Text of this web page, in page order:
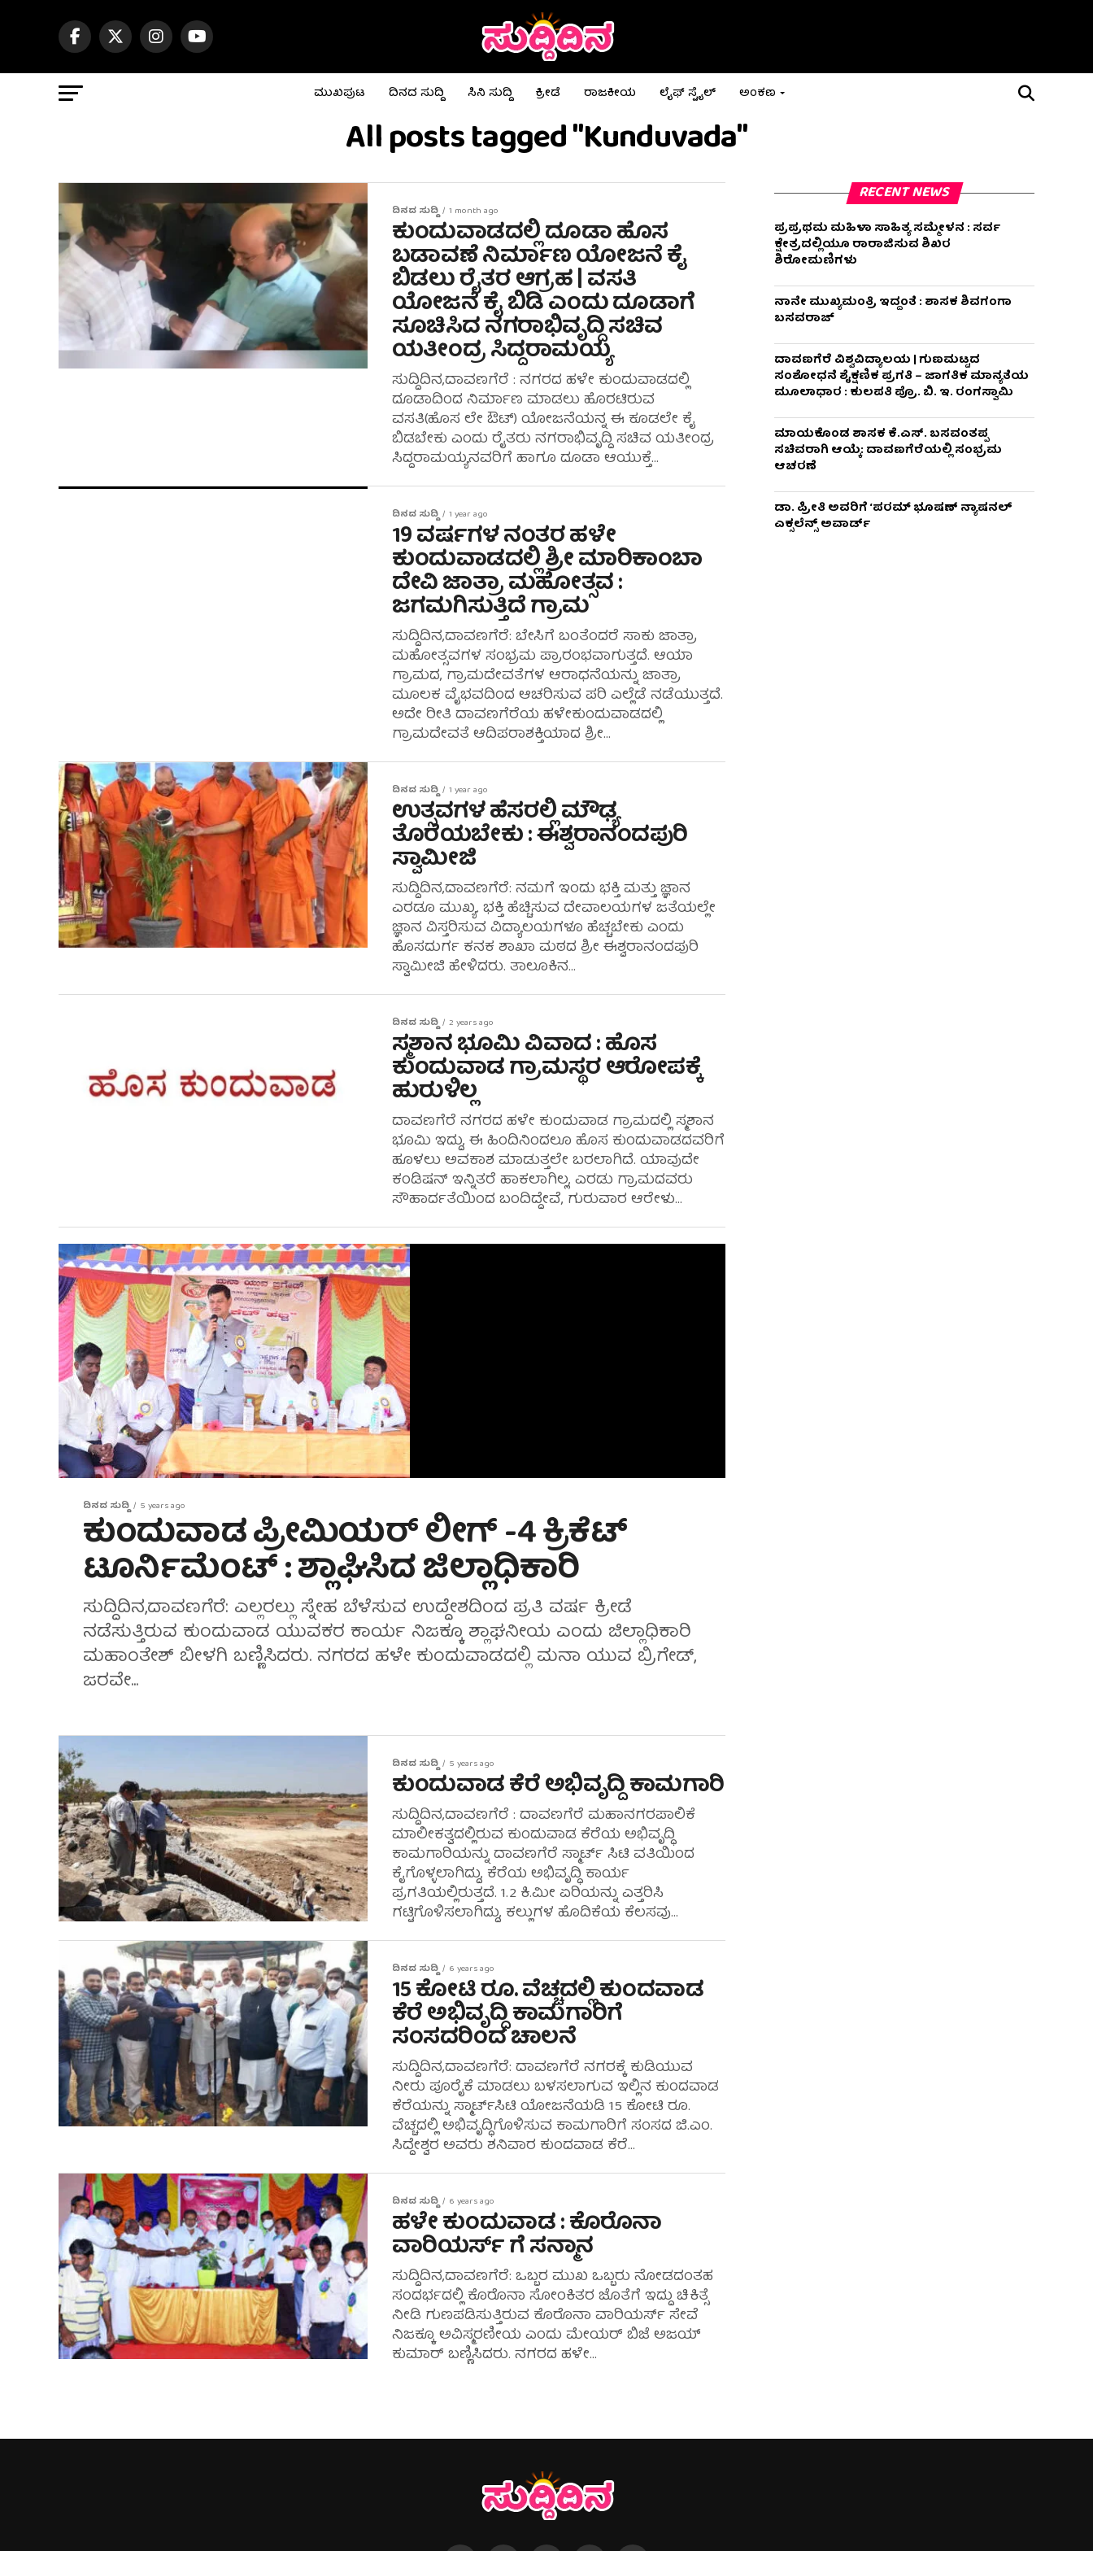
ಮುಖಪುಟ ದಿನದ ಸುದ್ದಿ ಸಿನಿ ಸುದ್ದಿ ಕ್ರೀಡೆ ರಾಜಕೀಯ ಲೈಫ್ ಸ್ಟೈಲ್ ಅಂಕಣ
All posts tagged "Kunduvada"
ದಿನದ ಸುದ್ದಿ 1 month ago
ಕುಂದುವಾಡದಲ್ಲಿ ದೂಡಾ ಹೊಸ
ಬಡಾವಣೆ ನಿರ್ಮಾಣ ಯೋಜನೆ ಕೈ
ಬಿಡಲು ರೈತರ ಆಗ್ರಹ | ವಸತಿ
ಯೋಜನೆ ಕೈ ಬಿಡಿ ಎಂದು ದೂಡಾಗೆ
ಸೂಚಿಸಿದ ನಗರಾಭಿವೃದ್ದಿ ಸಚಿವ
ಯತೀಂದ್ರ ಸಿದ್ದರಾಮಯ್ಯ
ಸುದ್ದಿದಿನ,ದಾವಣಗೆರೆ : ನಗರದ ಹಳೇ ಕುಂದುವಾಡದಲ್ಲಿ
ದೂಡಾದಿಂದ ನಿರ್ಮಾಣ ಮಾಡಲು ಹೊರಟಿರುವ
ವಸತಿ(ಹೊಸ ಲೇ ಔಟ್) ಯೋಜನೆಯನ್ನ ಈ ಕೂಡಲೇ ಕೈ
ಬಿಡಬೇಕು ಎಂದು ರೈತರು ನಗರಾಭಿವೃದ್ದಿ ಸಚಿವ ಯತೀಂದ್ರ
ಸಿದ್ದರಾಮಯ್ಯನವರಿಗೆ ಹಾಗೂ ದೂಡಾ ಆಯುಕ್ತೆ...
ದಿನದ ಸುದ್ದಿ 1 year ago
19 ವರ್ಷಗಳ ನಂತರ ಹಳೇ
ಕುಂದುವಾಡದಲ್ಲಿ ಶ್ರೀ ಮಾರಿಕಾಂಬಾ
ದೇವಿ ಜಾತ್ರಾ ಮಹೋತ್ಸವ :
ಜಗಮಗಿಸುತ್ತಿದೆ ಗ್ರಾಮ
ಸುದ್ದಿದಿನ,ದಾವಣಗೆರೆ: ಬೇಸಿಗೆ ಬಂತೆಂದರೆ ಸಾಕು ಜಾತ್ರಾ
ಮಹೋತ್ಸವಗಳ ಸಂಭ್ರಮ ಪ್ರಾರಂಭವಾಗುತ್ತದೆ. ಆಯಾ
ಗ್ರಾಮದ, ಗ್ರಾಮದೇವತೆಗಳ ಆರಾಧನೆಯನ್ನು ಜಾತ್ರಾ
ಮೂಲಕ ವೈಭವದಿಂದ ಆಚರಿಸುವ ಪರಿ ಎಲ್ಲೆಡೆ ನಡೆಯುತ್ತದೆ.
ಅದೇ ರೀತಿ ದಾವಣಗೆರೆಯ ಹಳೇಕುಂದುವಾಡದಲ್ಲಿ
ಗ್ರಾಮದೇವತೆ ಆದಿಪರಾಶಕ್ತಿಯಾದ ಶ್ರೀ...
ದಿನದ ಸುದ್ದಿ 1 year ago
ಉತ್ಸವಗಳ ಹೆಸರಲ್ಲಿ ಮೌಢ್ಯ
ತೊರೆಯಬೇಕು : ಈಶ್ವರಾನಂದಪುರಿ
ಸ್ವಾಮೀಜಿ
ಸುದ್ದಿದಿನ,ದಾವಣಗೆರೆ: ನಮಗೆ ಇಂದು ಭಕ್ತಿ ಮತ್ತು ಜ್ಞಾನ
ಎರಡೂ ಮುಖ್ಯ. ಭಕ್ತಿ ಹೆಚ್ಚಿಸುವ ದೇವಾಲಯಗಳ ಜತೆಯಲ್ಲೇ
ಜ್ಞಾನ ವಿಸ್ತರಿಸುವ ವಿದ್ಯಾಲಯಗಳೂ ಹೆಚ್ಚಬೇಕು ಎಂದು
ಹೊಸದುರ್ಗ ಕನಕ ಶಾಖಾ ಮಠದ ಶ್ರೀ ಈಶ್ವರಾನಂದಪುರಿ
ಸ್ವಾಮೀಜಿ ಹೇಳಿದರು. ತಾಲೂಕಿನ...
ದಿನದ ಸುದ್ದಿ 2 years ago
ಸ್ಮಶಾನ ಭೂಮಿ ವಿವಾದ : ಹೊಸ
ಕುಂದುವಾಡ ಗ್ರಾಮಸ್ಥರ ಆರೋಪಕ್ಕೆ
ಹುರುಳಿಲ್ಲ
ದಾವಣಗೆರೆ ನಗರದ ಹಳೇ ಕುಂದುವಾಡ ಗ್ರಾಮದಲ್ಲಿ ಸ್ಮಶಾನ
ಭೂಮಿ ಇದ್ದು, ಈ ಹಿಂದಿನಿಂದಲೂ ಹೊಸ ಕುಂದುವಾಡದವರಿಗೆ
ಹೂಳಲು ಅವಕಾಶ ಮಾಡುತ್ತಲೇ ಬರಲಾಗಿದೆ. ಯಾವುದೇ
ಕಂಡಿಷನ್ ಇನ್ನಿತರೆ ಹಾಕಲಾಗಿಲ್ಲ, ಎರಡು ಗ್ರಾಮದವರು
ಸೌಹಾರ್ದತೆಯಿಂದ ಬಂದಿದ್ದೇವೆ, ಗುರುವಾರ ಆರೇಳು...
ದಿನದ ಸುದ್ದಿ 5 years ago
ಕುಂದುವಾಡ ಪ್ರೀಮಿಯರ್ ಲೀಗ್ -4 ಕ್ರಿಕೆಟ್
ಟೂರ್ನಿಮೆಂಟ್ : ಶ್ಲಾಘಿಸಿದ ಜಿಲ್ಲಾಧಿಕಾರಿ
ಸುದ್ದಿದಿನ,ದಾವಣಗೆರೆ: ಎಲ್ಲರಲ್ಲು ಸ್ನೇಹ ಬೆಳೆಸುವ ಉದ್ದೇಶದಿಂದ ಪ್ರತಿ ವರ್ಷ ಕ್ರೀಡೆ
ನಡೆಸುತ್ತಿರುವ ಕುಂದುವಾಡ ಯುವಕರ ಕಾರ್ಯ ನಿಜಕ್ಕೂ ಶ್ಲಾಘನೀಯ ಎಂದು ಜಿಲ್ಲಾಧಿಕಾರಿ
ಮಹಾಂತೇಶ್ ಬೀಳಗಿ ಬಣ್ಣಿಸಿದರು. ನಗರದ ಹಳೇ ಕುಂದುವಾಡದಲ್ಲಿ ಮನಾ ಯುವ ಬ್ರಿಗೇಡ್,
ಜರವೇ...
ದಿನದ ಸುದ್ದಿ 5 years ago
ಕುಂದುವಾಡ ಕೆರೆ ಅಭಿವೃದ್ದಿ ಕಾಮಗಾರಿ
ಸುದ್ದಿದಿನ,ದಾವಣಗೆರೆ : ದಾವಣಗೆರೆ ಮಹಾನಗರಪಾಲಿಕೆ
ಮಾಲೀಕತ್ವದಲ್ಲಿರುವ ಕುಂದುವಾಡ ಕೆರೆಯ ಅಭಿವೃದ್ಧಿ
ಕಾಮಗಾರಿಯನ್ನು ದಾವಣಗೆರೆ ಸ್ಮಾರ್ಟ್ ಸಿಟಿ ವತಿಯಿಂದ
ಕೈಗೊಳ್ಳಲಾಗಿದ್ದು, ಕೆರೆಯ ಅಭಿವೃದ್ಧಿ ಕಾರ್ಯ
ಪ್ರಗತಿಯಲ್ಲಿರುತ್ತದೆ. 1.2 ಕಿ.ಮೀ ಏರಿಯನ್ನು ಎತ್ತರಿಸಿ
ಗಟ್ಟಿಗೊಳಿಸಲಾಗಿದ್ದು, ಕಲ್ಲುಗಳ ಹೊದಿಕೆಯ ಕೆಲಸವು...
ದಿನದ ಸುದ್ದಿ 6 years ago
15 ಕೋಟಿ ರೂ. ವೆಚ್ಚದಲ್ಲಿ ಕುಂದವಾಡ
ಕೆರೆ ಅಭಿವೃದ್ಧಿ ಕಾಮಗಾರಿಗೆ
ಸಂಸದರಿಂದ ಚಾಲನೆ
ಸುದ್ದಿದಿನ,ದಾವಣಗೆರೆ: ದಾವಣಗೆರೆ ನಗರಕ್ಕೆ ಕುಡಿಯುವ
ನೀರು ಪೂರೈಕೆ ಮಾಡಲು ಬಳಸಲಾಗುವ ಇಲ್ಲಿನ ಕುಂದವಾಡ
ಕೆರೆಯನ್ನು ಸ್ಮಾರ್ಟ್‍ಸಿಟಿ ಯೋಜನೆಯಡಿ 15 ಕೋಟಿ ರೂ.
ವೆಚ್ಚದಲ್ಲಿ ಅಭಿವೃದ್ಧಿಗೊಳಿಸುವ ಕಾಮಗಾರಿಗೆ ಸಂಸದ ಜಿ.ಎಂ.
ಸಿದ್ದೇಶ್ವರ ಅವರು ಶನಿವಾರ ಕುಂದವಾಡ ಕೆರೆ...
ದಿನದ ಸುದ್ದಿ 6 years ago
ಹಳೇ ಕುಂದುವಾಡ : ಕೊರೊನಾ
ವಾರಿಯರ್ಸ್ ಗೆ ಸನ್ಮಾನ
ಸುದ್ದಿದಿನ,ದಾವಣಗೆರೆ: ಒಬ್ಬರ ಮುಖ ಒಬ್ಬರು ನೋಡದಂತಹ
ಸಂದರ್ಭದಲ್ಲಿ ಕೊರೊನಾ ಸೋಂಕಿತರ ಜೊತೆಗೆ ಇದ್ದು ಚಿಕಿತ್ಸೆ
ನೀಡಿ ಗುಣಪಡಿಸುತ್ತಿರುವ ಕೊರೊನಾ ವಾರಿಯರ್ಸ್ ಸೇವೆ
ನಿಜಕ್ಕೂ ಅವಿಸ್ಮರಣೀಯ ಎಂದು ಮೇಯರ್ ಬಿಜೆ ಅಜಯ್
ಕುಮಾರ್ ಬಣ್ಣಿಸಿದರು. ನಗರದ ಹಳೇ...
RECENT NEWS
ಪ್ರಪ್ರಥಮ ಮಹಿಳಾ ಸಾಹಿತ್ಯ ಸಮ್ಮೇಳನ : ಸರ್ವ
ಕ್ಷೇತ್ರದಲ್ಲಿಯೂ ರಾರಾಜಿಸುವ ಶಿಖರ
ಶಿರೋಮಣಿಗಳು
ನಾನೇ ಮುಖ್ಯಮಂತ್ರಿ ಇದ್ದಂತೆ : ಶಾಸಕ ಶಿವಗಂಗಾ
ಬಸವರಾಜ್
ದಾವಣಗೆರೆ ವಿಶ್ವವಿದ್ಯಾಲಯ | ಗುಣಮಟ್ಟದ
ಸಂಶೋಧನೆ ಶೈಕ್ಷಣಿಕ ಪ್ರಗತಿ – ಜಾಗತಿಕ ಮಾನ್ಯತೆಯ
ಮೂಲಾಧಾರ : ಕುಲಪತಿ ಪ್ರೊ. ಬಿ. ಇ. ರಂಗಸ್ವಾಮಿ
ಮಾಯಕೊಂಡ ಶಾಸಕ ಕೆ.ಎಸ್. ಬಸವಂತಪ್ಪ
ಸಚಿವರಾಗಿ ಆಯ್ಕೆ: ದಾವಣಗೆರೆಯಲ್ಲಿ ಸಂಭ್ರಮ
ಆಚರಣೆ
ಡಾ. ಪ್ರೀತಿ ಅವರಿಗೆ ‘ಪರಮ್ ಭೂಷಣ್ ನ್ಯಾಷನಲ್
ಎಕ್ಸಲೆನ್ಸ್ ಅವಾರ್ಡ್